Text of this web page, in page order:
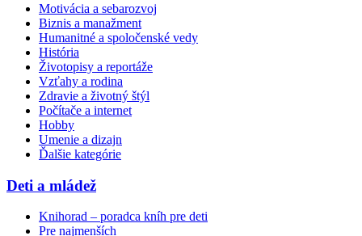
Motivácia a sebarozvoj
Biznis a manažment
Humanitné a spoločenské vedy
História
Životopisy a reportáže
Vzťahy a rodina
Zdravie a životný štýl
Počítače a internet
Hobby
Umenie a dizajn
Ďalšie kategórie
Deti a mládež
Knihorad – poradca kníh pre deti
Pre najmenších